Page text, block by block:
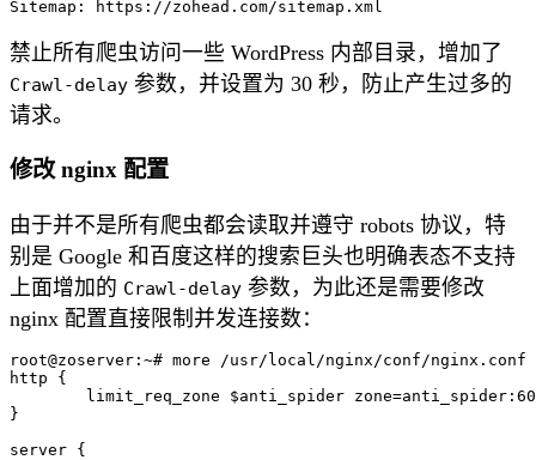
禁止所有爬虫访问一些 WordPress 内部目录，增加了
Crawl-delay 参数，并设置为 30 秒，防止产生过多的
请求。
修改 nginx 配置
由于并不是所有爬虫都会读取并遵守 robots 协议，特
别是 Google 和百度这样的搜索巨头也明确表态不支持
上面增加的 Crawl-delay 参数，为此还是需要修改
nginx 配置直接限制并发连接数：
root@zoserver:~# more /usr/local/nginx/conf/nginx.conf
http {
}
server {